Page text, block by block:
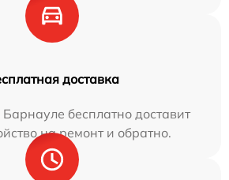
доставка
бесплатно доставит
на ремонт и обратно.